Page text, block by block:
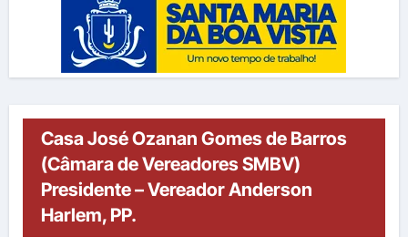
Casa José Ozanan Gomes de Barros
(Câmara de Vereadores SMBV)
Presidente – Vereador Anderson
Harlem, PP.